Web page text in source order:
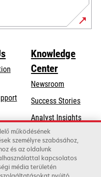
opens
a
new
tab
Knowledge
Center
Newsroom
Success Stories
Analyst Insights
működésének
személyre szabásához,
és az oldalunk
kapcsolatos
média területén